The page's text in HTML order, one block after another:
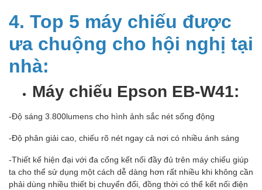
4. Top 5 máy chiếu được
ưa chuộng cho hội nghị tại
nhà:
Máy chiếu Epson EB-W41:
-Độ sáng 3.800lumens cho hình ảnh sắc nét sống động
-Độ phân giải cao, chiếu rõ nét ngay cả nơi có nhiều ánh sáng
-Thiết kế hiện đại với đa cổng kết nối đầy đủ trên máy chiếu giúp
ta cho thể sử dụng một cách dễ dàng hơn rất nhiều khi không cần
phải dùng nhiều thiết bị chuyển đổi, đồng thời có thể kết nối điện